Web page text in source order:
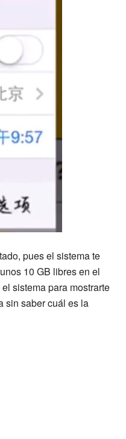
pues el sistema te
10 GB libres en el
sistema para mostrarte
sin saber cuál es la